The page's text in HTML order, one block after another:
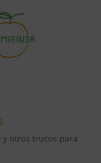
otros trucos para